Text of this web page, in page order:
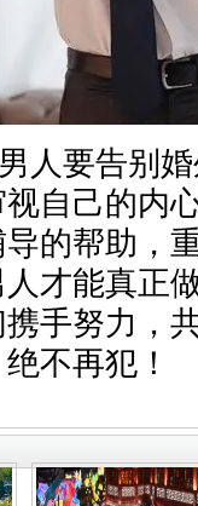
人要告别
自己的内
的帮助，
才能真正
手努力，
不再犯！